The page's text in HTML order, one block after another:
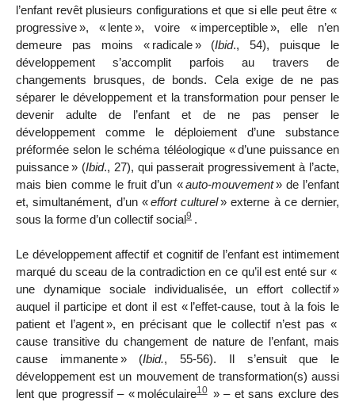
l’enfant revêt plusieurs configurations et que si elle peut être «
progressive», « lente», voire « imperceptible», elle n’en
demeure pas moins « radicale » (Ibid., 54), puisque le
développement s’accomplit parfois au travers de
changements brusques, de bonds. Cela exige de ne pas
séparer le développement et la transformation pour penser le
devenir adulte de l’enfant et de ne pas penser le
développement comme le déploiement d’une substance
préformée selon le schéma téléologique «d’une puissance en
puissance» (Ibid., 27), qui passerait progressivement à l’acte,
mais bien comme le fruit d’un « auto-mouvement » de l’enfant
et, simultanément, d’un «effort culturel» externe à ce dernier,
sous la forme d’un collectif social9 .
Le développement affectif et cognitif de l’enfant est intimement
marqué du sceau de la contradiction en ce qu’il est enté sur «
une dynamique sociale individualisée, un effort collectif»
auquel il participe et dont il est « l’effet-cause, tout à la fois le
patient et l’agent», en précisant que le collectif n’est pas «
cause transitive du changement de nature de l’enfant, mais
cause immanente» (Ibid., 55-56). Il s’ensuit que le
développement est un mouvement de transformation(s) aussi
lent que progressif – « moléculaire10 » – et sans exclure des